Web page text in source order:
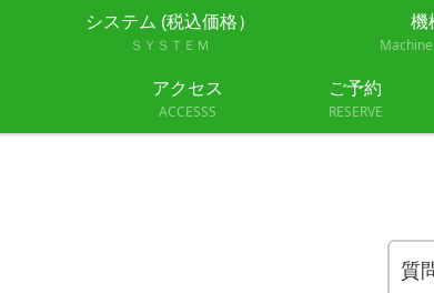
システム (税込価格）
ＳＹＳＴＥＭ
機
アクセス
ACCESSS
ご予約
RESERVE
質